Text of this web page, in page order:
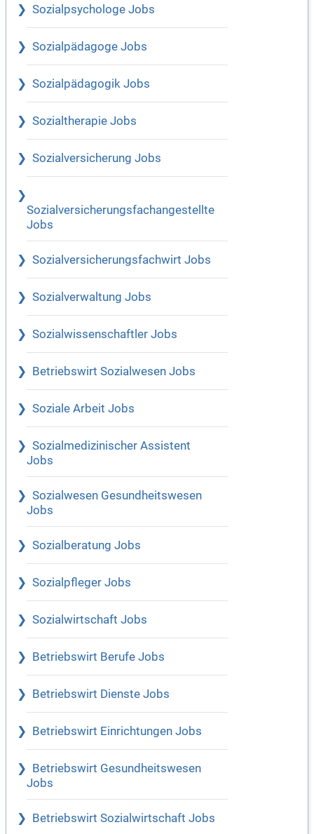
Sozialpsychologe Jobs
Sozialpädagoge Jobs
Sozialpädagogik Jobs
Sozialtherapie Jobs
Sozialversicherung Jobs
Sozialversicherungsfachangestellte
Jobs
Sozialversicherungsfachwirt Jobs
Sozialverwaltung Jobs
Sozialwissenschaftler Jobs
Betriebswirt Sozialwesen Jobs
Soziale Arbeit Jobs
Sozialmedizinischer Assistent
Jobs
Sozialwesen Gesundheitswesen
Jobs
Sozialberatung Jobs
Sozialpfleger Jobs
Sozialwirtschaft Jobs
Betriebswirt Berufe Jobs
Betriebswirt Dienste Jobs
Betriebswirt Einrichtungen Jobs
Betriebswirt Gesundheitswesen
Jobs
Betriebswirt Sozialwirtschaft Jobs